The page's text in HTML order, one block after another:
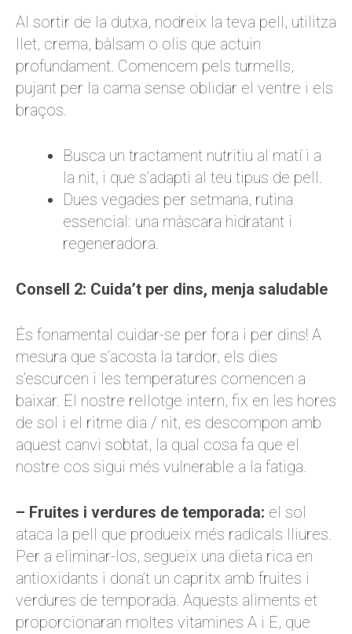
Al sortir de la dutxa, nodreix la teva pell, utilitza
llet, crema, bàlsam o olis que actuin
profundament. Comencem pels turmells,
pujant per la cama sense oblidar el ventre i els
braços.
Busca un tractament nutritiu al matí i a
la nit, i que s’adapti al teu tipus de pell.
Dues vegades per setmana, rutina
essencial: una màscara hidratant i
regeneradora.
Consell 2: Cuida’t per dins, menja saludable
És fonamental cuidar-se per fora i per dins! A
mesura que s’acosta la tardor, els dies
s’escurcen i les temperatures comencen a
baixar. El nostre rellotge intern, fix en les hores
de sol i el ritme dia / nit, es descompon amb
aquest canvi sobtat, la qual cosa fa que el
nostre cos sigui més vulnerable a la fatiga.
– Fruites i verdures de temporada: el sol
ataca la pell que produeix més radicals lliures.
Per a eliminar-los, segueix una dieta rica en
antioxidants i dona’t un capritx amb fruites i
verdures de temporada. Aquests aliments et
proporcionaran moltes vitamines A i E, que